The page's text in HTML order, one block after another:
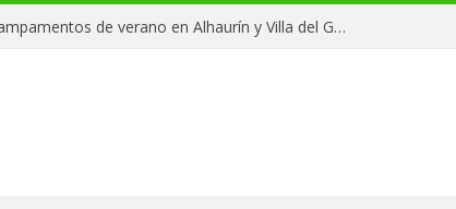
Clausuras de los campamentos de verano en Alhaurín y Villa del Guadalhorce 2026